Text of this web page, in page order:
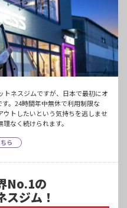
トネスジムですが、日本で最初にオ
。24時間年中無休で利用制限な
トしたいという気持ちを逃しませ
なく続けられます。
ら
No.1の
スジム！